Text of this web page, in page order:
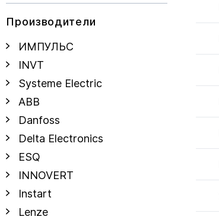
Производители
ИМПУЛЬС
INVT
Systeme Electric
ABB
Danfoss
Delta Electronics
ESQ
INNOVERT
Instart
Lenze